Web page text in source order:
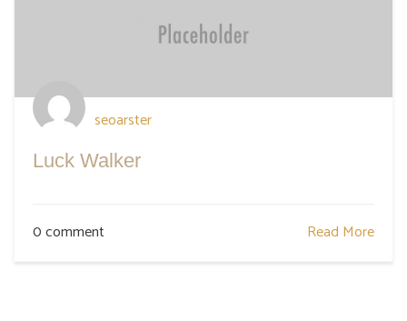
seoarster
Luck Walker
0 comment Read More